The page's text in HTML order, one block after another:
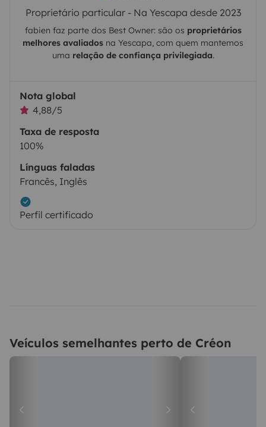
Proprietário particular - Na Yescapa desde 2023
fabien faz parte dos Best Owner: são os proprietários
melhores avaliados na Yescapa, com quem mantemos
uma relação de confiança privilegiada.
Nota global
4,88/5
Taxa de resposta
100%
Línguas faladas
Francês, Inglês
Perfil certificado
Veículos semelhantes perto de Créon